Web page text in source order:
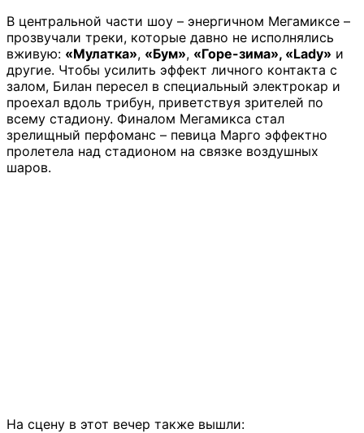
В центральной части шоу – энергичном Мегамиксе –
прозвучали треки, которые давно не исполнялись
вживую: «Мулатка», «Бум», «Горе-зима», «Lady» и
другие. Чтобы усилить эффект личного контакта с
залом, Билан пересел в специальный электрокар и
проехал вдоль трибун, приветствуя зрителей по
всему стадиону. Финалом Мегамикса стал
зрелищный перфоманс – певица Марго эффектно
пролетела над стадионом на связке воздушных
шаров.
На сцену в этот вечер также вышли: